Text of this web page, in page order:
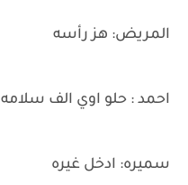
المريض: هز رأسه
احمد : حلو اوي الف سلامه
سميره: ادخل غيره